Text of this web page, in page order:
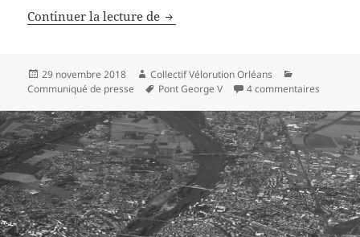
Continuer la lecture de Passerelle sur la Loire : une
Publié
le
29 novembre 2018 Auteur
Collectif Vélorution Orléans
Communiqué de presse
Mots-
Pont George V 4 commentaires